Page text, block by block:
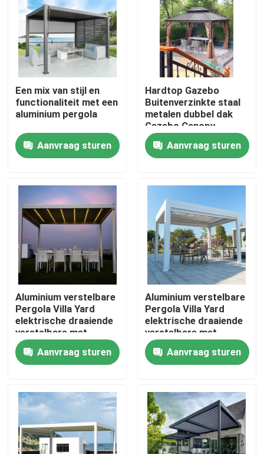
Huis
Producten
Ongeveer ons
Fabrieksreis
Kwaliteitscontrole
Contacteer ons
Nieuws
De Pergola van het aluminiumterras
De Pergola van aluminiumlouvered
Een mix van stijl en
functionaliteit met een
aluminium pergola
Aanvraag sturen
Hardtop Gazebo
Buitenverzinkte staal
metalen dubbel dak
Gazebo Canopy
Aanvraag sturen
Aluminium verstelbare
Pergola Villa Yard
elektrische draaiende
verstelbare met
uittrekbaar dak
Aanvraag sturen
Aluminium verstelbare
Pergola Villa Yard
elektrische draaiende
verstelbare met
uittrekbaar dak
Aanvraag sturen